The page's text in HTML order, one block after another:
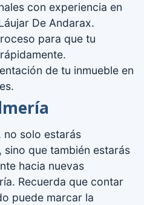
con experiencia en
De Andarax.
para que tu
de tu inmueble en
solo estarás
que también estarás
hacia nuevas
Recuerda que contar
puede marcar la